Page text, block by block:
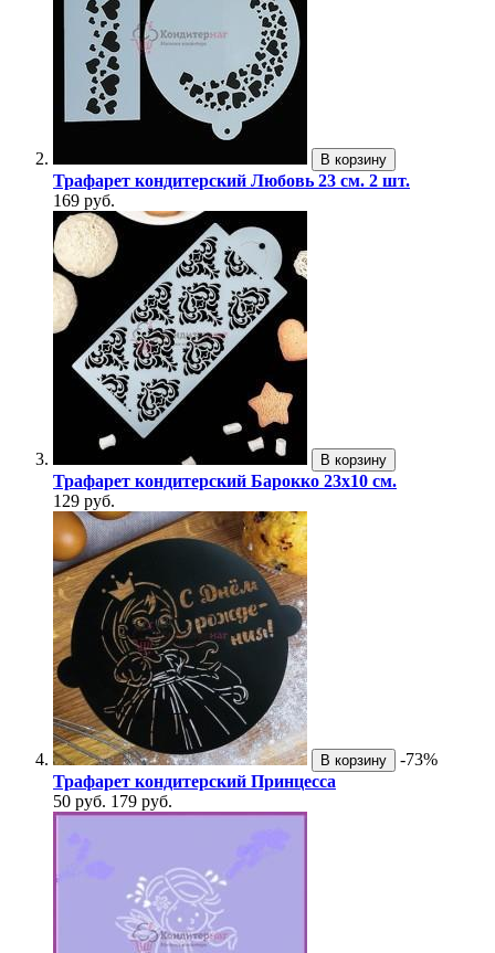
В корзину
Трафарет кондитерский Любовь 23 см. 2 шт.
169 руб.
В корзину
Трафарет кондитерский Барокко 23х10 см.
129 руб.
В корзину
-73%
Трафарет кондитерский Принцесса
50 руб. 179 руб.